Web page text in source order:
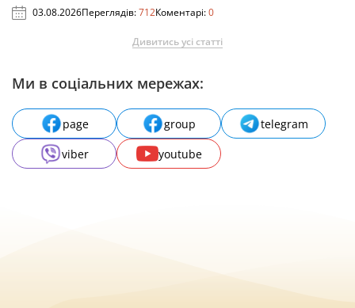
03.08.2026Переглядів:712Коментарі:0
Дивитись усі статті
Ми в соціальних мережах:
page group
telegram
viber
youtube